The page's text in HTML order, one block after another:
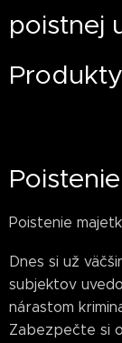
poistnej
Produkty
Poistenie
Dnes si už
subjektov
nárastom
Zabezpečte si